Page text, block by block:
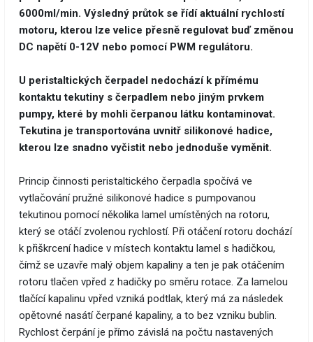
6000ml/min. Výsledný průtok se řídí aktuální rychlostí
motoru, kterou lze velice přesně regulovat buď změnou
DC napětí 0-12V nebo pomocí PWM regulátoru.
U peristaltických čerpadel nedochází k přímému
kontaktu tekutiny s čerpadlem nebo jiným prvkem
pumpy, které by mohli čerpanou látku kontaminovat.
Tekutina je transportována uvnitř silikonové hadice,
kterou lze snadno vyčistit nebo jednoduše vyměnit.
Princip činnosti peristaltického čerpadla spočívá ve
vytlačování pružné silikonové hadice s pumpovanou
tekutinou pomocí několika lamel umístěných na rotoru,
který se otáčí zvolenou rychlostí. Při otáčení rotoru dochází
k přiškrcení hadice v místech kontaktu lamel s hadičkou,
čímž se uzavře malý objem kapaliny a ten je pak otáčením
rotoru tlačen vpřed z hadičky po směru rotace. Za lamelou
tlačící kapalinu vpřed vzniká podtlak, který má za následek
opětovné nasátí čerpané kapaliny, a to bez vzniku bublin.
Rychlost čerpání je přímo závislá na počtu nastavených